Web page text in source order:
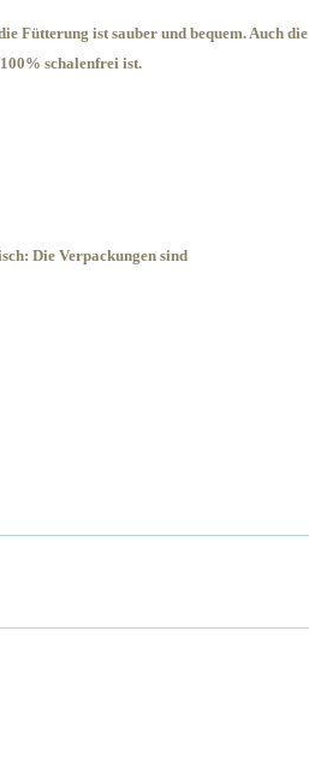
Fütterung ist sauber und bequem. Auch die
schalenfrei ist.
Die Verpackungen sind